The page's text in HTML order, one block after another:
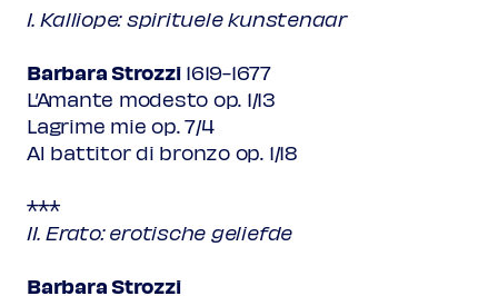
I. Kalliope: spirituele kunstenaar
Barbara Strozzi1619-1677
L’Amante modesto op. 1/13
Lagrime mie op. 7/4
Al battitor di bronzo op. 1/18
***
II. Erato: erotische geliefde
Barbara Strozzi